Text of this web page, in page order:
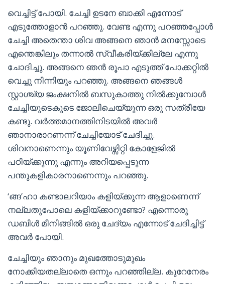
വെച്ചിട്ട് പോയി. ചേച്ചി ഉടനേ ബാക്കി എന്നോട്
എടുത്തോളാൻ പറഞ്ഞു. വേണ്ട എന്നു പറഞ്ഞപ്പോൾ
ചേച്ചി അതെന്താ ശിവ അങ്ങനെ ഞാൻ മനസ്സോടെ
എന്തെങ്കിലും തന്നാൽ സ്വീകരിയ്ക്കില്ലേ എന്നു
ചോദിച്ചു. അങ്ങനെ ഞൻ രൂപാ എടുത്ത് പോക്കറ്റിൽ
വെച്ചു നിന്നിയും പറഞ്ഞു. അങ്ങനെ ഞങ്ങൾ
സ്റ്റാശ്ച്യ ജംക്ഷനിൽ ബസുകാത്തു നിൽക്കുമ്പോൾ
ചേച്ചിയുടെകൂടെ ജോലിചെയ്യുന്ന ഒരു സത്രീയേ
കണ്ടു. വർത്തമാനത്തിനിടയിൽ അവർ
ഞാനാരാറണന്ന് ചേച്ചിയോട് ചേദിച്ചു.
ശിവനാണെന്നും യൂണിവേഴ്സിറ്റി കോളേജിൽ
പഠിയ്ക്കുന്നു എന്നും അറിയപ്പെടുന്ന
പന്തുകളികാരനാണെന്നും പറഞ്ഞു.
‘ങ്ങ’ഹാ കണ്ടാലറിയാം കളിയ്ക്കുന്ന ആളാണെന്ന്
നല്ലതുപോലെ കളിയ്ക്കാറുണ്ടോ? എന്നൊരു
ഡബിൾ മീനിങ്ങിൽ ഒരു ചേദ്യം എന്നോട് ചേദിച്ചിട്ട്
അവർ പോയി.
ചേച്ചിയും ഞാനും മുഖത്തോടുമുഖം
നോക്കിയതല്ലാതെ ഒന്നും പറഞ്ഞില്ല. കുറേനേരം